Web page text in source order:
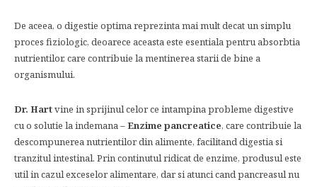
De aceea, o digestie optima reprezinta mai mult decat un simplu
proces fiziologic, deoarece aceasta este esentiala pentru absorbtia
nutrientilor, care contribuie la mentinerea starii de bine a
organismului.
Dr. Hartvine in sprijinul celor ce intampina probleme digestive
cu o solutie la indemana –Enzime pancreatice, care contribuie la
descompunerea nutrientilor din alimente, facilitand digestia si
tranzitul intestinal. Prin continutul ridicat de enzime, produsul este
util in cazul exceselor alimentare, dar si atunci cand pancreasul nu